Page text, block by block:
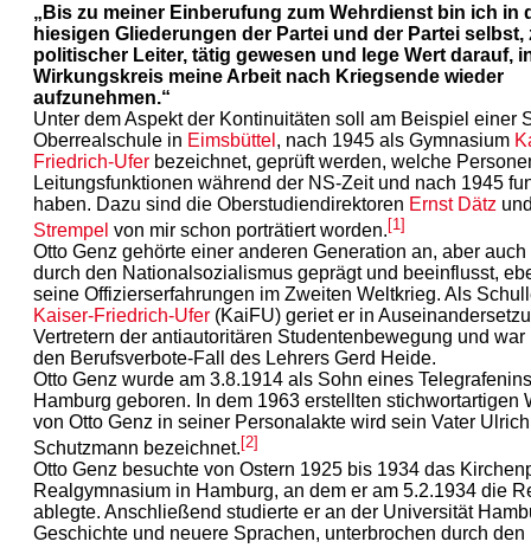
„Bis zu meiner Einberufung zum Wehrdienst bin ich in
hiesigen Gliederungen der Partei und der Partei selbst,
politischer Leiter, tätig gewesen und lege Wert darauf,
Wirkungskreis meine Arbeit nach Kriegsende wieder
aufzunehmen.“
Unter dem Aspekt der Kontinuitäten soll am Beispiel einer
Oberrealschule in Eimsbüttel , nach 1945 als Gymnasium
Friedrich-Ufer bezeichnet, geprüft werden, welche
Leitungsfunktionen während der NS-Zeit und nach 1945
haben. Dazu sind die Oberstudiendirektoren Ernst Dätz
Strempel von mir schon porträtiert worden.[1]
Otto Genz gehörte einer anderen Generation an, aber auch
durch den Nationalsozialismus geprägt und beeinflusst,
seine Offizierserfahrungen im Zweiten Weltkrieg. Als
Kaiser-Friedrich-Ufer (KaiFU) geriet er in
Vertretern der antiautoritären Studentenbewegung und
den Berufsverbote-Fall des Lehrers Gerd Heide.
Otto Genz wurde am 3.8.1914 als Sohn eines
Hamburg geboren. In dem 1963 erstellten stichwortartigen
von Otto Genz in seiner Personalakte wird sein Vater
Schutzmann bezeichnet. [2]
Otto Genz besuchte von Ostern 1925 bis 1934 das
Realgymnasium in Hamburg, an dem er am 5.2.1934 die
ablegte. Anschließend studierte er an der Universität
Geschichte und neuere Sprachen, unterbrochen durch